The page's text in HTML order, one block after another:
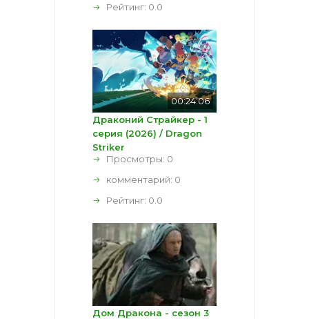
Рейтинг: 0.0
00:24:06
Драконий Страйкер - 1
серия (2026) / Dragon
Striker
Просмотры: 0
комментарий: 0
Рейтинг: 0.0
Дом Дракона - сезон 3